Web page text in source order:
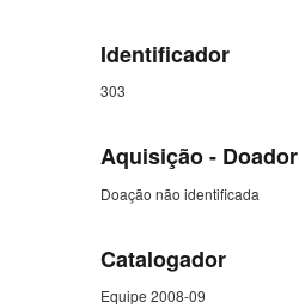
Identificador
303
Aquisição - Doador
Doação não identificada
Catalogador
Equipe 2008-09